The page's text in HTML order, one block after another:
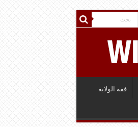
فقه الولاية